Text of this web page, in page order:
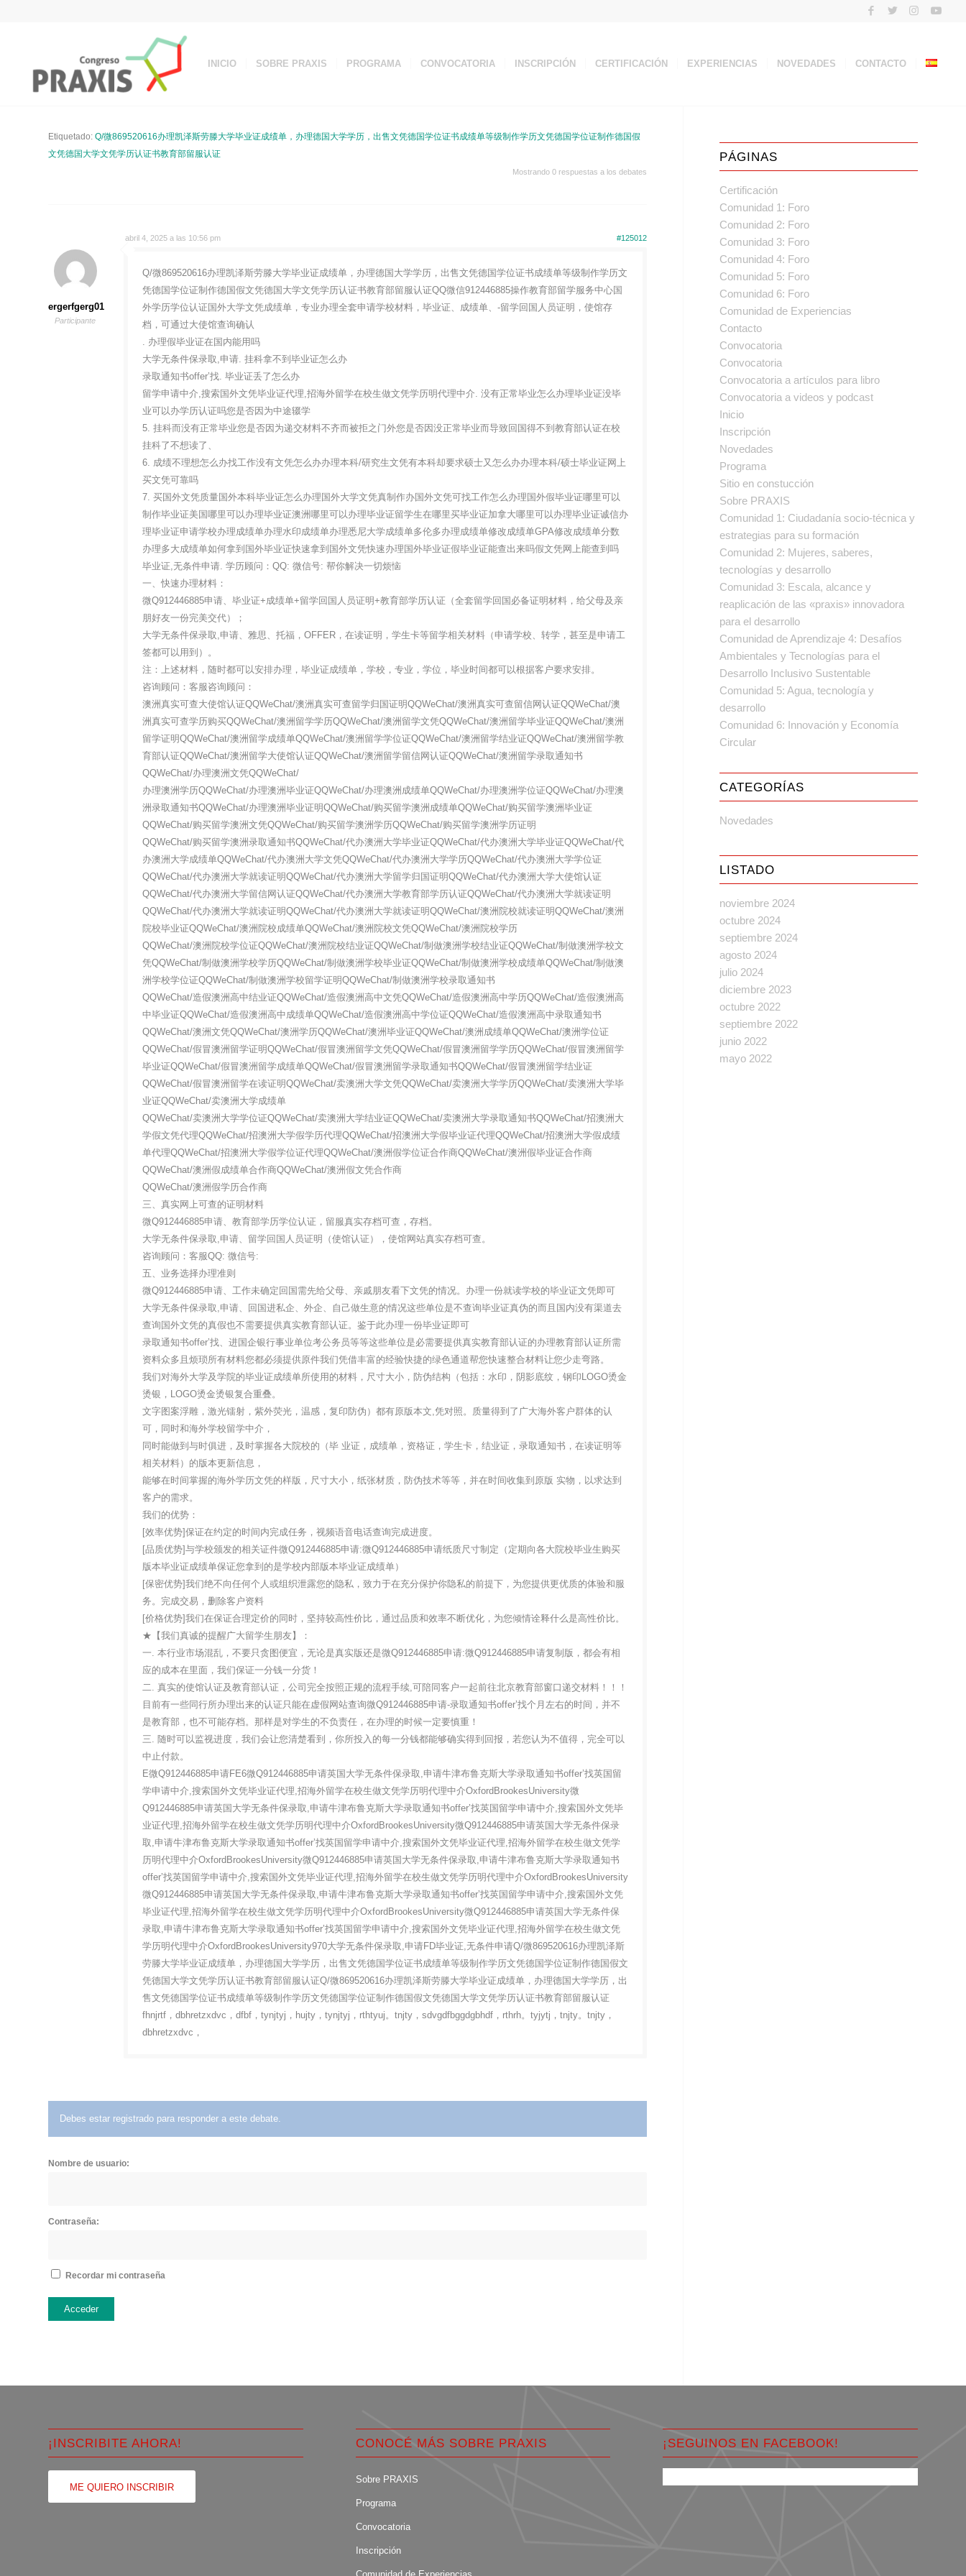
INICIO SOBRE PRAXIS PROGRAMA CONVOCATORIA INSCRIPCIÓN CERTIFICACIÓN EXPERIENCIAS NOVEDADES CONTACTO
Etiquetado: Q/微869520616办理凯泽斯劳滕大学毕业证成绩单，办理德国大学学历，出售文凭德国学位证书成绩单等级制作学历文凭德国学位证制作德国假
文凭德国大学文凭学历认证书教育部留服认证
Mostrando 0 respuestas a los debates
abril 4, 2025 a las 10:56 pm #125012
ergerfgerg01
Participante
Q/微869520616办理凯泽斯劳滕大学毕业证成绩单，办理德国大学学历，出售文凭德国学位证书成绩单等级制作学历文
凭德国学位证制作德国假文凭德国大学文凭学历认证书教育部留服认证QQ微信912446885操作教育部留学服务中心国
外学历学位认证国外大学文凭成绩单，专业办理全套申请学校材料，毕业证、成绩单、-留学回国人员证明，使馆存
档，可通过大使馆查询确认
. 办理假毕业证在国内能用吗
大学无条件保录取,申请. 挂科拿不到毕业证怎么办
录取通知书offer’找. 毕业证丢了怎么办
留学申请中介,搜索国外文凭毕业证代理,招海外留学在校生做文凭学历明代理中介. 没有正常毕业怎么办理毕业证没毕
业可以办学历认证吗您是否因为中途辍学
5. 挂科而没有正常毕业您是否因为递交材料不齐而被拒之门外您是否因没正常毕业而导致回国得不到教育部认证在校
挂科了不想读了、
6. 成绩不理想怎么办找工作没有文凭怎么办办理本科/研究生文凭有本科却要求硕士又怎么办办理本科/硕士毕业证网上
买文凭可靠吗
7. 买国外文凭质量国外本科毕业证怎么办理国外大学文凭真制作办国外文凭可找工作怎么办理国外假毕业证哪里可以
制作毕业证美国哪里可以办理毕业证澳洲哪里可以办理毕业证留学生在哪里买毕业证加拿大哪里可以办理毕业证诚信办
理毕业证申请学校办理成绩单办理水印成绩单办理悉尼大学成绩单多伦多办理成绩单修改成绩单GPA修改成绩单分数
办理多大成绩单如何拿到国外毕业证快速拿到国外文凭快速办理国外毕业证假毕业证能查出来吗假文凭网上能查到吗
毕业证,无条件申请. 学历顾问：QQ: 微信号: 帮你解决一切烦恼
一、快速办理材料：
微Q912446885申请、毕业证+成绩单+留学回国人员证明+教育部学历认证（全套留学回国必备证明材料，给父母及亲
朋好友一份完美交代）；
大学无条件保录取,申请、雅思、托福，OFFER，在读证明，学生卡等留学相关材料（申请学校、转学，甚至是申请工
签都可以用到）。
注：上述材料，随时都可以安排办理，毕业证成绩单，学校，专业，学位，毕业时间都可以根据客户要求安排。
咨询顾问：客服咨询顾问：
澳洲真实可查大使馆认证QQWeChat/澳洲真实可查留学归国证明QQWeChat/澳洲真实可查留信网认证QQWeChat/澳
洲真实可查学历购买QQWeChat/澳洲留学学历QQWeChat/澳洲留学文凭QQWeChat/澳洲留学毕业证QQWeChat/澳洲
留学证明QQWeChat/澳洲留学成绩单QQWeChat/澳洲留学学位证QQWeChat/澳洲留学结业证QQWeChat/澳洲留学教
育部认证QQWeChat/澳洲留学大使馆认证QQWeChat/澳洲留学留信网认证QQWeChat/澳洲留学录取通知书
QQWeChat/办理澳洲文凭QQWeChat/
办理澳洲学历QQWeChat/办理澳洲毕业证QQWeChat/办理澳洲成绩单QQWeChat/办理澳洲学位证QQWeChat/办理澳
洲录取通知书QQWeChat/办理澳洲毕业证明QQWeChat/购买留学澳洲成绩单QQWeChat/购买留学澳洲毕业证
QQWeChat/购买留学澳洲文凭QQWeChat/购买留学澳洲学历QQWeChat/购买留学澳洲学历证明
QQWeChat/购买留学澳洲录取通知书QQWeChat/代办澳洲大学毕业证QQWeChat/代办澳洲大学毕业证QQWeChat/代
办澳洲大学成绩单QQWeChat/代办澳洲大学文凭QQWeChat/代办澳洲大学学历QQWeChat/代办澳洲大学学位证
QQWeChat/代办澳洲大学就读证明QQWeChat/代办澳洲大学留学归国证明QQWeChat/代办澳洲大学大使馆认证
QQWeChat/代办澳洲大学留信网认证QQWeChat/代办澳洲大学教育部学历认证QQWeChat/代办澳洲大学就读证明
QQWeChat/代办澳洲大学就读证明QQWeChat/代办澳洲大学就读证明QQWeChat/澳洲院校就读证明QQWeChat/澳洲
院校毕业证QQWeChat/澳洲院校成绩单QQWeChat/澳洲院校文凭QQWeChat/澳洲院校学历
QQWeChat/澳洲院校学位证QQWeChat/澳洲院校结业证QQWeChat/制做澳洲学校结业证QQWeChat/制做澳洲学校文
凭QQWeChat/制做澳洲学校学历QQWeChat/制做澳洲学校毕业证QQWeChat/制做澳洲学校成绩单QQWeChat/制做澳
洲学校学位证QQWeChat/制做澳洲学校留学证明QQWeChat/制做澳洲学校录取通知书
QQWeChat/造假澳洲高中结业证QQWeChat/造假澳洲高中文凭QQWeChat/造假澳洲高中学历QQWeChat/造假澳洲高
中毕业证QQWeChat/造假澳洲高中成绩单QQWeChat/造假澳洲高中学位证QQWeChat/造假澳洲高中录取通知书
QQWeChat/澳洲文凭QQWeChat/澳洲学历QQWeChat/澳洲毕业证QQWeChat/澳洲成绩单QQWeChat/澳洲学位证
QQWeChat/假冒澳洲留学证明QQWeChat/假冒澳洲留学文凭QQWeChat/假冒澳洲留学学历QQWeChat/假冒澳洲留学
毕业证QQWeChat/假冒澳洲留学成绩单QQWeChat/假冒澳洲留学录取通知书QQWeChat/假冒澳洲留学结业证
QQWeChat/假冒澳洲留学在读证明QQWeChat/卖澳洲大学文凭QQWeChat/卖澳洲大学学历QQWeChat/卖澳洲大学毕
业证QQWeChat/卖澳洲大学成绩单
QQWeChat/卖澳洲大学学位证QQWeChat/卖澳洲大学结业证QQWeChat/卖澳洲大学录取通知书QQWeChat/招澳洲大
学假文凭代理QQWeChat/招澳洲大学假学历代理QQWeChat/招澳洲大学假毕业证代理QQWeChat/招澳洲大学假成绩
单代理QQWeChat/招澳洲大学假学位证代理QQWeChat/澳洲假学位证合作商QQWeChat/澳洲假毕业证合作商
QQWeChat/澳洲假成绩单合作商QQWeChat/澳洲假文凭合作商
QQWeChat/澳洲假学历合作商
三、真实网上可查的证明材料
微Q912446885申请、教育部学历学位认证，留服真实存档可查，存档。
大学无条件保录取,申请、留学回国人员证明（使馆认证），使馆网站真实存档可查。
咨询顾问：客服QQ: 微信号:
五、业务选择办理准则
微Q912446885申请、工作未确定回国需先给父母、亲戚朋友看下文凭的情况。办理一份就读学校的毕业证文凭即可
大学无条件保录取,申请、回国进私企、外企、自己做生意的情况这些单位是不查询毕业证真伪的而且国内没有渠道去
查询国外文凭的真假也不需要提供真实教育部认证。鉴于此办理一份毕业证即可
录取通知书offer’找、进国企银行事业单位考公务员等等这些单位是必需要提供真实教育部认证的办理教育部认证所需
资料众多且烦琐所有材料您都必须提供原件我们凭借丰富的经验快捷的绿色通道帮您快速整合材料让您少走弯路。
我们对海外大学及学院的毕业证成绩单所使用的材料，尺寸大小，防伪结构（包括：水印，阴影底纹，钢印LOGO烫金
烫银，LOGO烫金烫银复合重叠。
文字图案浮雕，激光镭射，紫外荧光，温感，复印防伪）都有原版本文,凭对照。质量得到了广大海外客户群体的认
可，同时和海外学校留学中介，
同时能做到与时俱进，及时掌握各大院校的（毕 业证，成绩单，资格证，学生卡，结业证，录取通知书，在读证明等
相关材料）的版本更新信息，
能够在时间掌握的海外学历文凭的样版，尺寸大小，纸张材质，防伪技术等等，并在时间收集到原版 实物，以求达到
客户的需求。
我们的优势：
[效率优势]保证在约定的时间内完成任务，视频语音电话查询完成进度。
[品质优势]与学校颁发的相关证件微Q912446885申请:微Q912446885申请纸质尺寸制定（定期向各大院校毕业生购买
版本毕业证成绩单保证您拿到的是学校内部版本毕业证成绩单）
[保密优势]我们绝不向任何个人或组织泄露您的隐私，致力于在充分保护你隐私的前提下，为您提供更优质的体验和服
务。完成交易，删除客户资料
[价格优势]我们在保证合理定价的同时，坚持较高性价比，通过品质和效率不断优化，为您倾情诠释什么是高性价比。
★【我们真诚的提醒广大留学生朋友】：
一. 本行业市场混乱，不要只贪图便宜，无论是真实版还是微Q912446885申请:微Q912446885申请复制版，都会有相
应的成本在里面，我们保证一分钱一分货！
二. 真实的使馆认证及教育部认证，公司完全按照正规的流程手续,可陪同客户一起前往北京教育部窗口递交材料！！！
目前有一些同行所办理出来的认证只能在虚假网站查询微Q912446885申请-录取通知书offer’找个月左右的时间，并不
是教育部，也不可能存档。那样是对学生的不负责任，在办理的时候一定要慎重！
三. 随时可以监视进度，我们会让您清楚看到，你所投入的每一分钱都能够确实得到回报，若您认为不值得，完全可以
中止付款。
E微Q912446885申请FE6微Q912446885申请英国大学无条件保录取,申请牛津布鲁克斯大学录取通知书offer’找英国留
学申请中介,搜索国外文凭毕业证代理,招海外留学在校生做文凭学历明代理中介OxfordBrookesUniversity微
Q912446885申请英国大学无条件保录取,申请牛津布鲁克斯大学录取通知书offer’找英国留学申请中介,搜索国外文凭毕
业证代理,招海外留学在校生做文凭学历明代理中介OxfordBrookesUniversity微Q912446885申请英国大学无条件保录
取,申请牛津布鲁克斯大学录取通知书offer’找英国留学申请中介,搜索国外文凭毕业证代理,招海外留学在校生做文凭学
历明代理中介OxfordBrookesUniversity微Q912446885申请英国大学无条件保录取,申请牛津布鲁克斯大学录取通知书
offer’找英国留学申请中介,搜索国外文凭毕业证代理,招海外留学在校生做文凭学历明代理中介OxfordBrookesUniversity
微Q912446885申请英国大学无条件保录取,申请牛津布鲁克斯大学录取通知书offer’找英国留学申请中介,搜索国外文凭
毕业证代理,招海外留学在校生做文凭学历明代理中介OxfordBrookesUniversity微Q912446885申请英国大学无条件保
录取,申请牛津布鲁克斯大学录取通知书offer’找英国留学申请中介,搜索国外文凭毕业证代理,招海外留学在校生做文凭
学历明代理中介OxfordBrookesUniversity970大学无条件保录取,申请FD毕业证,无条件申请Q/微869520616办理凯泽斯
劳滕大学毕业证成绩单，办理德国大学学历，出售文凭德国学位证书成绩单等级制作学历文凭德国学位证制作德国假文
凭德国大学文凭学历认证书教育部留服认证Q/微869520616办理凯泽斯劳滕大学毕业证成绩单，办理德国大学学历，出
售文凭德国学位证书成绩单等级制作学历文凭德国学位证制作德国假文凭德国大学文凭学历认证书教育部留服认证
fhnjrtf，dbhretzxdvc，dfbf，tynjtyj，hujty，tynjtyj，rthtyuj。tnjty，sdvgdfbggdgbhdf，rthrh。tyjytj，tnjty。tnjty，
dbhretzxdvc，
Debes estar registrado para responder a este debate.
Nombre de usuario:
Contraseña:
Recordar mi contraseña
Acceder
PÁGINAS
Certificación
Comunidad 1: Foro
Comunidad 2: Foro
Comunidad 3: Foro
Comunidad 4: Foro
Comunidad 5: Foro
Comunidad 6: Foro
Comunidad de Experiencias
Contacto
Convocatoria
Convocatoria
Convocatoria a artículos para libro
Convocatoria a videos y podcast
Inicio
Inscripción
Novedades
Programa
Sitio en constucción
Sobre PRAXIS
Comunidad 1: Ciudadanía socio-técnica y
estrategias para su formación
Comunidad 2: Mujeres, saberes,
tecnologías y desarrollo
Comunidad 3: Escala, alcance y
reaplicación de las «praxis» innovadora
para el desarrollo
Comunidad de Aprendizaje 4: Desafíos
Ambientales y Tecnologías para el
Desarrollo Inclusivo Sustentable
Comunidad 5: Agua, tecnología y
desarrollo
Comunidad 6: Innovación y Economía
Circular
CATEGORÍAS
Novedades
LISTADO
noviembre 2024
octubre 2024
septiembre 2024
agosto 2024
julio 2024
diciembre 2023
octubre 2022
septiembre 2022
junio 2022
mayo 2022
¡INSCRIBITE AHORA!
ME QUIERO INSCRIBIR
CONOCÉ MÁS SOBRE PRAXIS
Sobre PRAXIS
Programa
Convocatoria
Inscripción
¡SEGUINOS EN FACEBOOK!